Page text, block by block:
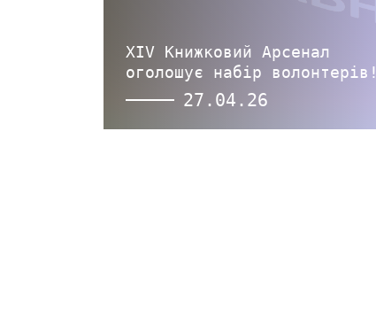
XIV Книжковий Арсенал
оголошує набір волонтерів!
27.04.26